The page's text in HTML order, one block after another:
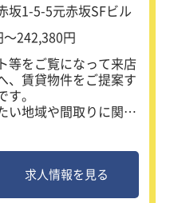
坂1-5-5元赤坂SFビル
242,380円
等をご覧になって来店
、賃貸物件をご提案す
。
い地域や間取りに関す
なり「住まいのプロ」
とっての「最適」を
求人情報を見る